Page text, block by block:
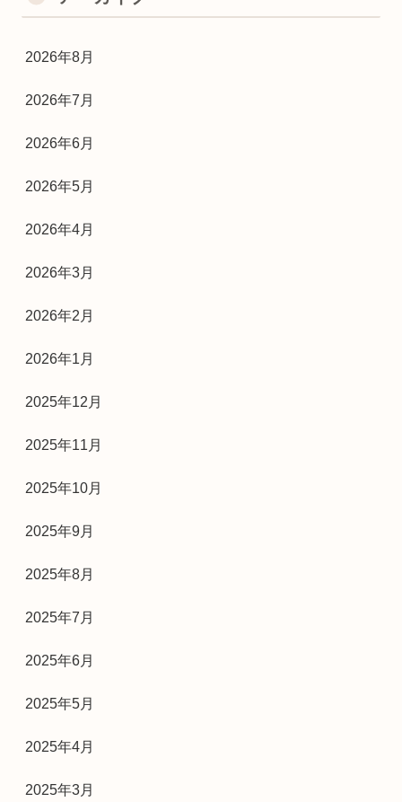
2026年8月
2026年7月
2026年6月
2026年5月
2026年4月
2026年3月
2026年2月
2026年1月
2025年12月
2025年11月
2025年10月
2025年9月
2025年8月
2025年7月
2025年6月
2025年5月
2025年4月
2025年3月